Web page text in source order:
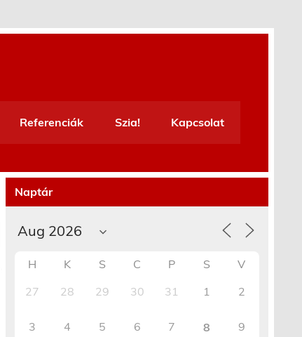
Referenciák Szia! Kapcsolat
Naptár
H K S C P S
V
27
28 29 30 31 1 2
3 4 5 6 7 8 9